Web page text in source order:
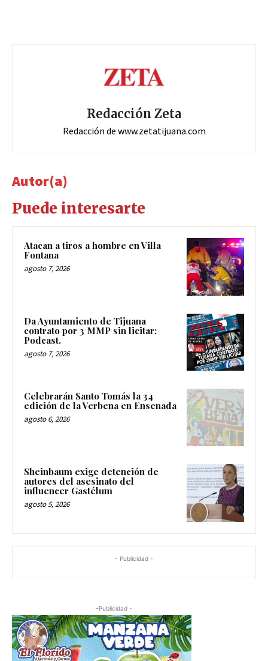
Redacción Zeta
Redacción de www.zetatijuana.com
Autor(a)
Puede interesarte
Atacan a tiros a hombre en Villa
Fontana
agosto 7, 2026
Da Ayuntamiento de Tijuana
contrato por 3 MMP sin licitar:
Podcast.
agosto 7, 2026
Celebrarán Santo Tomás la 34
edición de la Verbena en Ensenada
agosto 6, 2026
Sheinbaum exige detención de
autores del asesinato del
influencer Gastélum
agosto 5, 2026
- Publicidad -
-Publicidad -